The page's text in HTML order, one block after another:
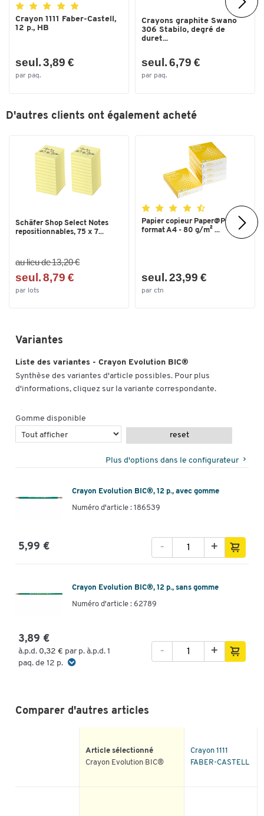
Crayon 1111 Faber-Castell,
12 p., HB
seul. 3,89 €
par paq.
Crayons graphite Swano
306 Stabilo, degré de
duret...
seul. 6,79 €
par paq.
D'autres clients ont également acheté
Schäfer Shop Select Notes
repositionnables, 75 x 7...
au lieu de 13,20 €
seul. 8,79 €
par lots
Papier copieur Paper@Print -
format A4 - 80 g/m² ...
seul. 23,99 €
par ctn
Variantes
Liste des variantes - Crayon Evolution BIC®
Synthèse des variantes d'article possibles. Pour plus
d'informations, cliquez sur la variante correspondante.
Gomme disponible
reset
Plus d'options dans le configurateur
Crayon Evolution BIC®, 12 p., avec gomme
Numéro d'article : 186539
5,99 € +
-
Crayon Evolution BIC®, 12 p., sans gomme
Numéro d'article : 62789
3,89 €
à.p.d. 0,32 € par p. à.p.d. 1
paq. de 12 p.
+
-
Comparer d'autres articles
Article sélectionné
Crayon Evolution BIC®
Crayon 1111
FABER-CASTELL
Toucher deux fois pour zoomer